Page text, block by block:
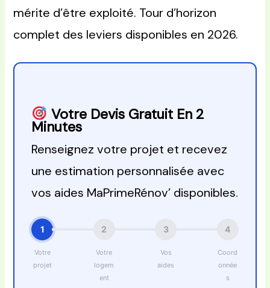
mérite d’être exploité. Tour d’horizon
complet des leviers disponibles en 2026.
Votre Devis Gratuit En 2
Minutes
Renseignez votre projet et recevez
une estimation personnalisée avec
vos aides MaPrimeRénov’ disponibles.
1 2 3 4
Votre
projet
Votre
logem
ent
Vos
aides
Coord
onnée
s